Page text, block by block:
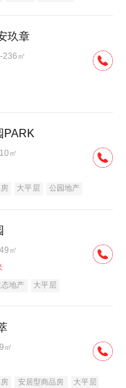
玖章
236㎡
PARK
㎡
大平层
公园地产
㎡
地产 大平层
㎡
安居型商品房
大平层